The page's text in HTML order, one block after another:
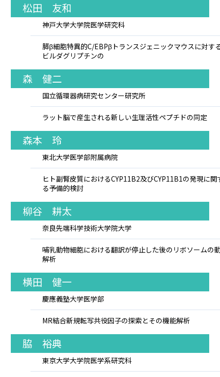
松田 友和
神戸大学大学院医学研究科
膵β細胞特異的C/EBPβトランスジェニックマウスに対す
ビルダグリプチンの
森 健二
国立循環器病研究センター研究所
ラット脳で産生される新しい生理活性ペプチドの同定
森本 玲
東北大学医学部附属病院
ヒト副腎皮質におけるCYP11B2及びCYP11B1の発現に関
る予備的検討
柳谷 耕太
奈良先端科学技術大学院大学
哺乳動物細胞における翻訳が停止した後のリボソームの
解析
横田 健一
慶應義塾大学医学部
MR結合新規転写共役因子の探索とその機能解析
脇 裕典
東京大学大学院医学系研究科